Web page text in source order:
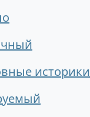
историки